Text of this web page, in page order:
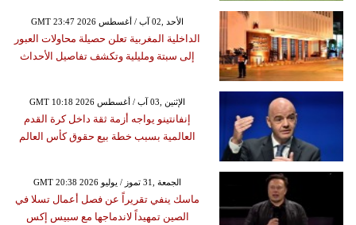
GMT 23:47 2026 الأحد ,02 آب / أغسطس
الداخلية المغربية تعلن حصيلة محاولات العبور
إلى سبتة ومليلية وتكشف تفاصيل الأحداث
GMT 10:18 2026 الإثنين ,03 آب / أغسطس
إنفانتينو يواجه أزمة ثقة داخل كرة القدم
العالمية بسبب خطة بيع حقوق كأس العالم
GMT 20:38 2026 الجمعة ,31 تموز / يوليو
ماسك ينفي تقريراً عن فصل أعمال تسلا في
الصين تمهيداً لاندماجها مع سبيس إكس